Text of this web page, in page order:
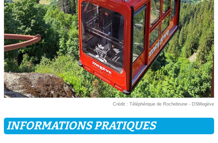
Crédit : Téléphérique de Rochebrune - DSMegève
INFORMATIONS PRATIQUES